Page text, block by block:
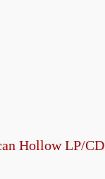
Hollow LP/CD